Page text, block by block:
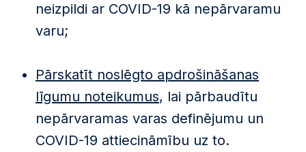
neizpildi ar COVID-19 kā nepārvaramu
varu;
Pārskatīt noslēgto apdrošināšanas
līgumu noteikumus, lai pārbaudītu
nepārvaramas varas definējumu un
COVID-19 attiecināmību uz to.